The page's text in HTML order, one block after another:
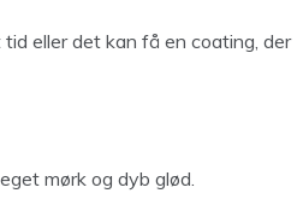
eller det kan få en coating, der
mørk og dyb glød.